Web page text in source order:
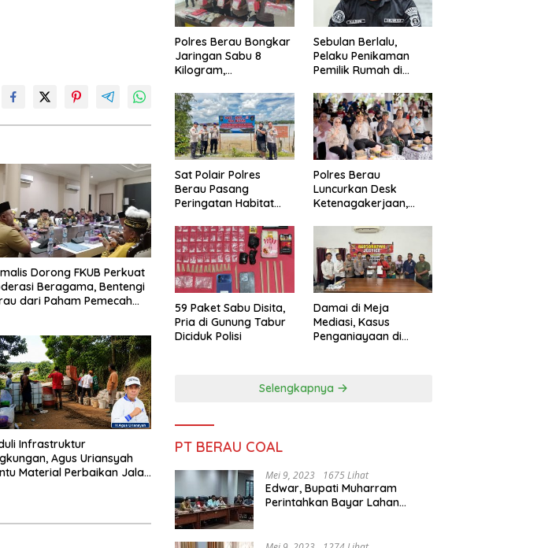
Dorong FKUB Perkuat
Beragama, Bentengi
dari Paham Pemecah
Infrastruktur
Agus Uriansyah
Material Perbaikan Jalan
Polres Berau Bongkar
Jaringan Sabu 8
Kilogram,
dari Dalam Lapas
Tarakan
Sebulan Berlalu,
Pelaku Penikaman
Pemilik Rumah di
Diburu Polisi
Sat Polair Polres
Berau Pasang
Peringatan Habitat
Polres Berau
Luncurkan Desk
Ketenagakerjaan,
Didorong Tuntas
Lewat Mediasi
59 Paket Sabu Disita,
Pria di Gunung Tabur
Diciduk Polisi
Damai di Meja
Mediasi, Kasus
Penganiayaan di
Selengkapnya
PT BERAU COAL
Mei 9, 2023 1675 Lihat
Edwar, Bupati Muharram
Perintahkan Bayar Lahan